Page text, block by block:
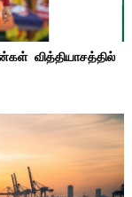
வித்தியாசத்தில்